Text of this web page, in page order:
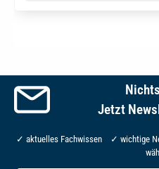
Jetzt
✓ aktuelles Fachwissen ✓ wichtige